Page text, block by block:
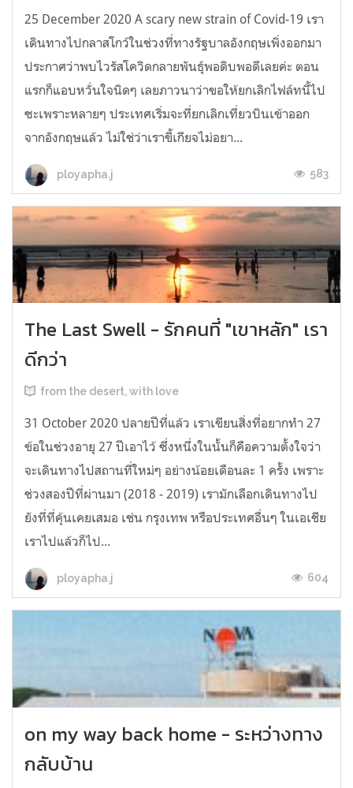
25 December 2020 A scary new strain of Covid-19 เรา
เดินทางไปกลาสโกว์ในช่วงที่ทางรัฐบาลอังกฤษเพิ่งออกมา
ประกาศว่าพบไวรัสโควิดกลายพันธุ์พอดิบพอดีเลยค่ะ ตอน
แรกก็แอบหวั่นใจนิดๆ เลยภาวนาว่าขอให้ยกเลิกไฟล์ทนี้ไป
ซะเพราะหลายๆ ประเทศเริ่มจะที่ยกเลิกเที่ยวบินเข้าออก
จากอังกฤษแล้ว ไม่ใช่ว่าเราขี้เกียจไม่อยา...
ployapha.j 583
The Last Swell - รักคนที่ "เขาหลัก" เรา
ดีกว่า
from the desert, with love
31 October 2020 ปลายปีที่แล้ว เราเขียนสิ่งที่อยากทำ 27
ข้อในช่วงอายุ 27 ปีเอาไว้ ซึ่งหนึ่งในนั้นก็คือความตั้งใจว่า
จะเดินทางไปสถานที่ใหม่ๆ อย่างน้อยเดือนละ 1 ครั้ง เพราะ
ช่วงสองปีที่ผ่านมา (2018 - 2019) เรามักเลือกเดินทางไป
ยังที่ที่คุ้นเคยเสมอ เช่น กรุงเทพ หรือประเทศอื่นๆ ในเอเชีย
เราไปแล้วก็ไป...
ployapha.j 604
on my way back home - ระหว่างทาง
กลับบ้าน